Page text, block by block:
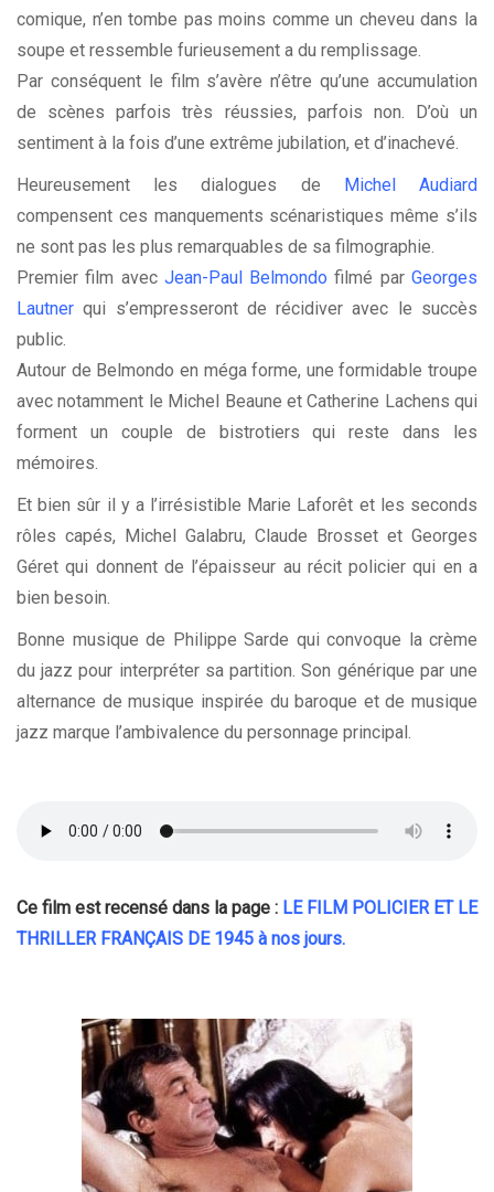
comique, n’en tombe pas moins comme un cheveu dans la
soupe et ressemble furieusement a du remplissage.
Par conséquent le film s’avère n’être qu’une accumulation
de scènes parfois très réussies, parfois non. D’où un
sentiment à la fois d’une extrême jubilation, et d’inachevé.
Heureusement les dialogues de
Michel Audiard
compensent ces manquements scénaristiques même s’ils
ne sont pas les plus remarquables de sa filmographie.
Premier film avec Jean-Paul Belmondo filmé parGeorges
Lautner qui s’empresseront de récidiver avec le succès
public.
Autour de Belmondo en méga forme, une formidable troupe
avec notamment le Michel Beaune et Catherine Lachens qui
forment un couple de bistrotiers qui reste dans les
mémoires.
Et bien sûr il y a l’irrésistible Marie Laforêt et les seconds
rôles capés, Michel Galabru, Claude Brosset et Georges
Géret qui donnent de l’épaisseur au récit policier qui en a
bien besoin.
Bonne musique de Philippe Sarde qui convoque la crème
du jazz pour interpréter sa partition. Son générique par une
alternance de musique inspirée du baroque et de musique
jazz marque l’ambivalence du personnage principal.
Ce film est recensé dans la page : LE FILM POLICIER ET LE
THRILLER FRANÇAIS DE 1945 à nos jours.